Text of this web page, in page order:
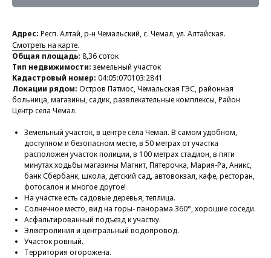
Адрес: Респ. Алтай, р-н Чемальский, с. Чемал, ул. Алтайская.
Смотреть на карте.
Общая площадь: 8,36 соток
Тип недвижимости: земельный участок
Кадастровый номер: 04:05:070103:2841
Локации рядом: Остров Патмос, Чемальская ГЭС, районная
больница, магазины, садик, развлекательные комплексы, Район
Центр села Чемал.
Земельный участок, в центре села Чемал. В самом удобном,
доступном и безопасном месте, в 50 метрах от участка
расположен участок полиции, в 100 метрах стадион, в пяти
минутах ходьбы магазины Магнит, Пятерочка, Мария-Ра, Аникс,
банк Сбербанк, школа, детский сад, автовокзал, кафе, ресторан,
фотосалон и многое другое!
На участке есть садовые деревья, теплица.
Солнечное место, вид на горы- панорама 360°, хорошие соседи.
Асфальтированный подъезд к участку.
Электролиния и центральный водопровод.
Участок ровный.
Территория огорожена.